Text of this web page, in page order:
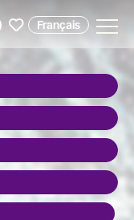
Français